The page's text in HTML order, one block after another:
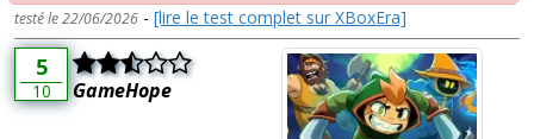
testé le 22/06/2026 - [lire le test complet sur XBoxEra]
5
10 GameHope